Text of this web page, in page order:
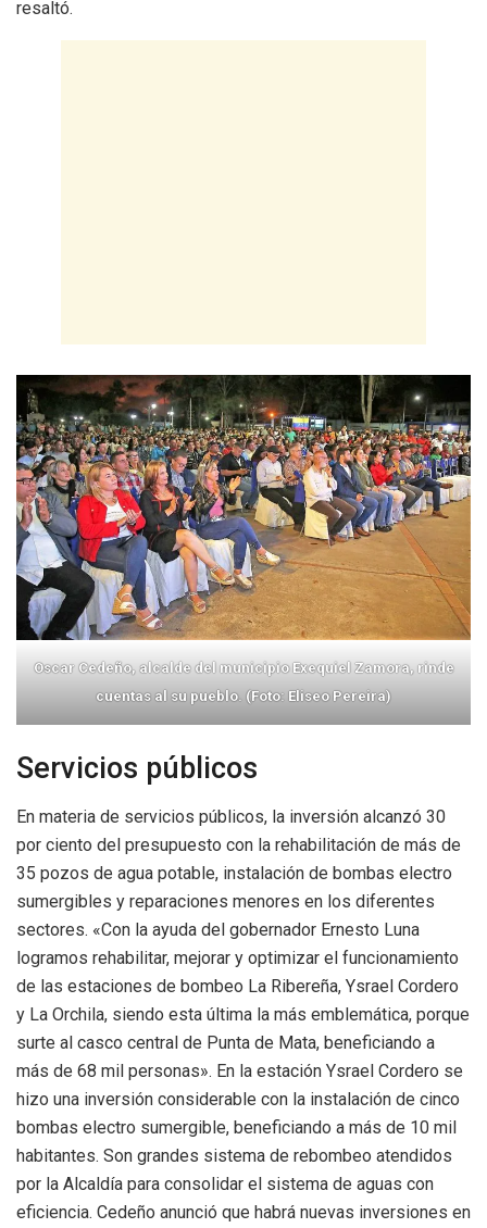
resaltó.
Oscar Cedeño, alcalde del municipio Exequiel Zamora, rinde
cuentas al su pueblo. (Foto: Eliseo Pereira)
Servicios públicos
En materia de servicios públicos, la inversión alcanzó 30
por ciento del presupuesto con la rehabilitación de más de
35 pozos de agua potable, instalación de bombas electro
sumergibles y reparaciones menores en los diferentes
sectores. «Con la ayuda del gobernador Ernesto Luna
logramos rehabilitar, mejorar y optimizar el funcionamiento
de las estaciones de bombeo La Ribereña, Ysrael Cordero
y La Orchila, siendo esta última la más emblemática, porque
surte al casco central de Punta de Mata, beneficiando a
más de 68 mil personas». En la estación Ysrael Cordero se
hizo una inversión considerable con la instalación de cinco
bombas electro sumergible, beneficiando a más de 10 mil
habitantes. Son grandes sistema de rebombeo atendidos
por la Alcaldía para consolidar el sistema de aguas con
eficiencia. Cedeño anunció que habrá nuevas inversiones en